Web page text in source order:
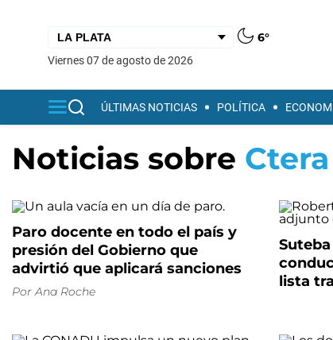
6°
viernes 07 de agosto de 2026
ÚLTIMAS NOTICIAS POLÍTICA
Noticias sobre Ctera
Paro docente en todo el país y
presión del Gobierno que
advirtió que aplicará sanciones
Por Ana Roche
lista